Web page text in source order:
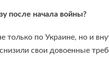
после начала войны?
по Украине, но и
свои довоенные